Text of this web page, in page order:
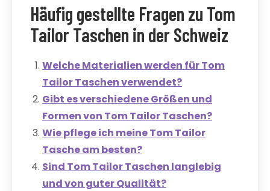
Häufig gestellte Fragen zu Tom
Tailor Taschen in der Schweiz
Welche Materialien werden für Tom
Tailor Taschen verwendet?
Gibt es verschiedene Größen und
Formen von Tom Tailor Taschen?
Wie pflege ich meine Tom Tailor
Tasche am besten?
Sind Tom Tailor Taschen langlebig
und von guter Qualität?